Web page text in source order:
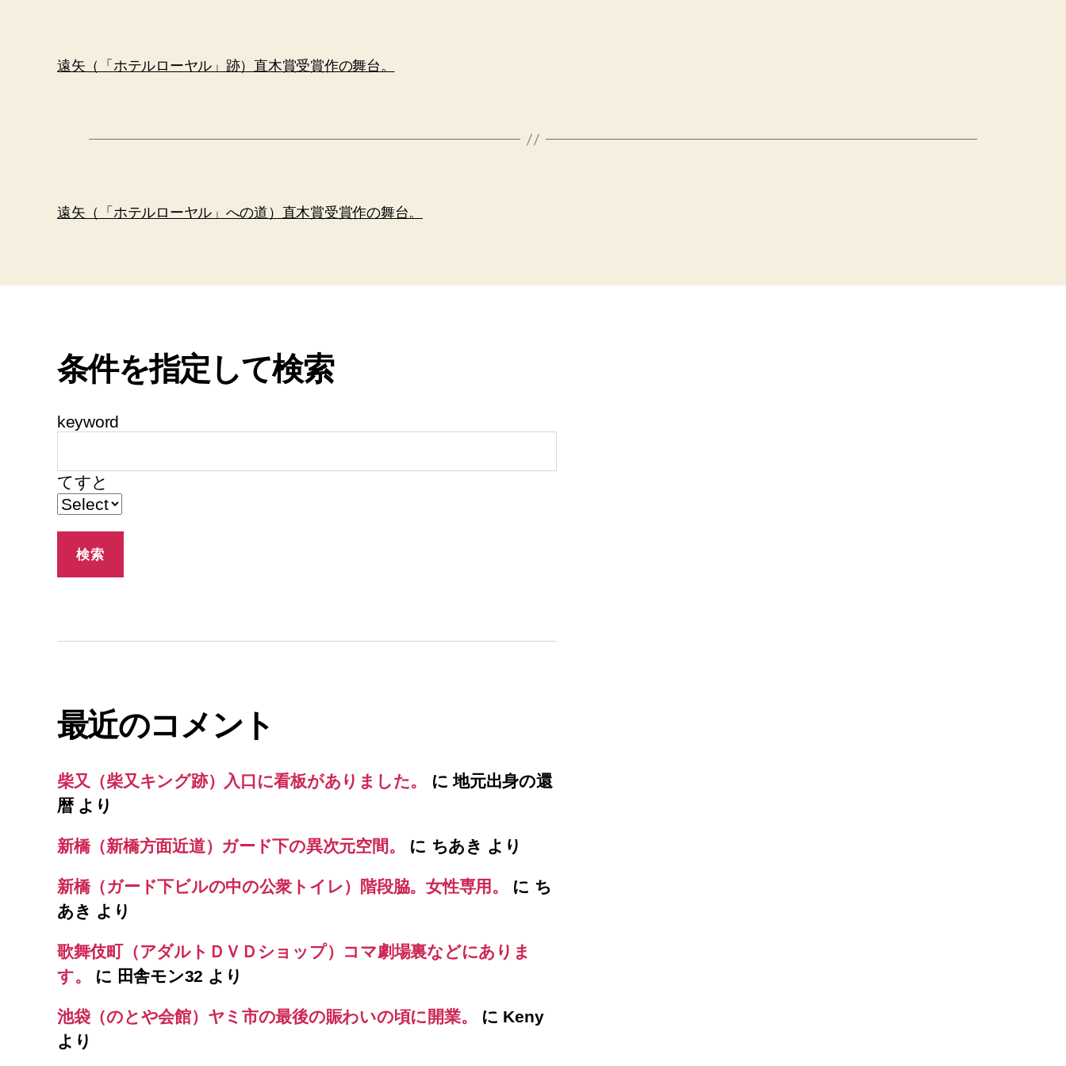
遠矢（「ホテルローヤル」跡）直木賞受賞作の舞台。
遠矢（「ホテルローヤル」への道）直木賞受賞作の舞台。
条件を指定して検索
keyword
てすと
最近のコメント
柴又（柴又キング跡）入口に看板がありました。 に地元出身の還
暦より
新橋（新橋方面近道）ガード下の異次元空間。 に ちあき より
新橋（ガード下ビルの中の公衆トイレ）階段脇。女性専用。 に ち
あき より
歌舞伎町（アダルトＤＶＤショップ）コマ劇場裏などにありま
す。
に 田舎モン32 より
池袋（のとや会館）ヤミ市の最後の賑わいの頃に開業。 に Keny
より